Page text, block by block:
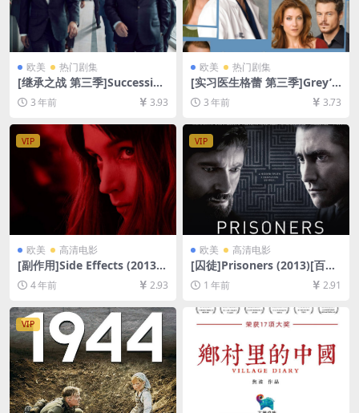
欧美 热门剧集
[继承之战 第三季]Succession
Season 3 (2021)[百度网盘
+夸克网盘资源1080P超清未
3 年前 3.93
欧美 热门剧集
[实习医生格蕾 第三季]Grey’s
Anatomy Season 3 (2006)
[百度网盘+夸克网盘1080P超
下载][MP4/69GB][奈飞官方
中字]
3 年前 3.73
VIP
欧美 高清电影
[副作用]Side Effects (2013)
[百度网盘+迅雷云盘资源1080
P超清未删减][MP4/6GB][中
英字幕]
4 年前 2.93
VIP
欧美 高清电影
[囚徒]Prisoners (2013)[百度
网盘+夸克网盘1080P超清未
删减资源][网盘在线播放/下
载][MP4/10GB][中英字幕]
1 年前 2.91
VIP